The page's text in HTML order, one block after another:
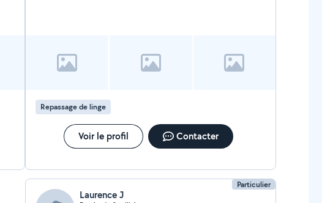
Repassage de linge
Voir le profil Contacter
Particulier
Laurence J